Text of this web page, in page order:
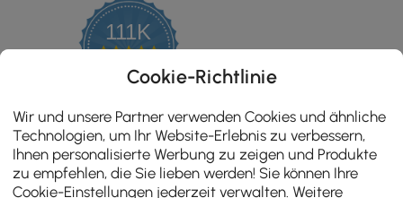
111K
4.8
star
rating
ZERTIFIZIERTE BEWERTUNGEN
Cookie-Richtlinie
Wir und unsere Partner verwenden Cookies und ähnliche
Technologien, um Ihr Website-Erlebnis zu verbessern,
Ihnen personalisierte Werbung zu zeigen und Produkte
zu empfehlen, die Sie lieben werden! Sie können Ihre
Cookie-Einstellungen jederzeit verwalten. Weitere